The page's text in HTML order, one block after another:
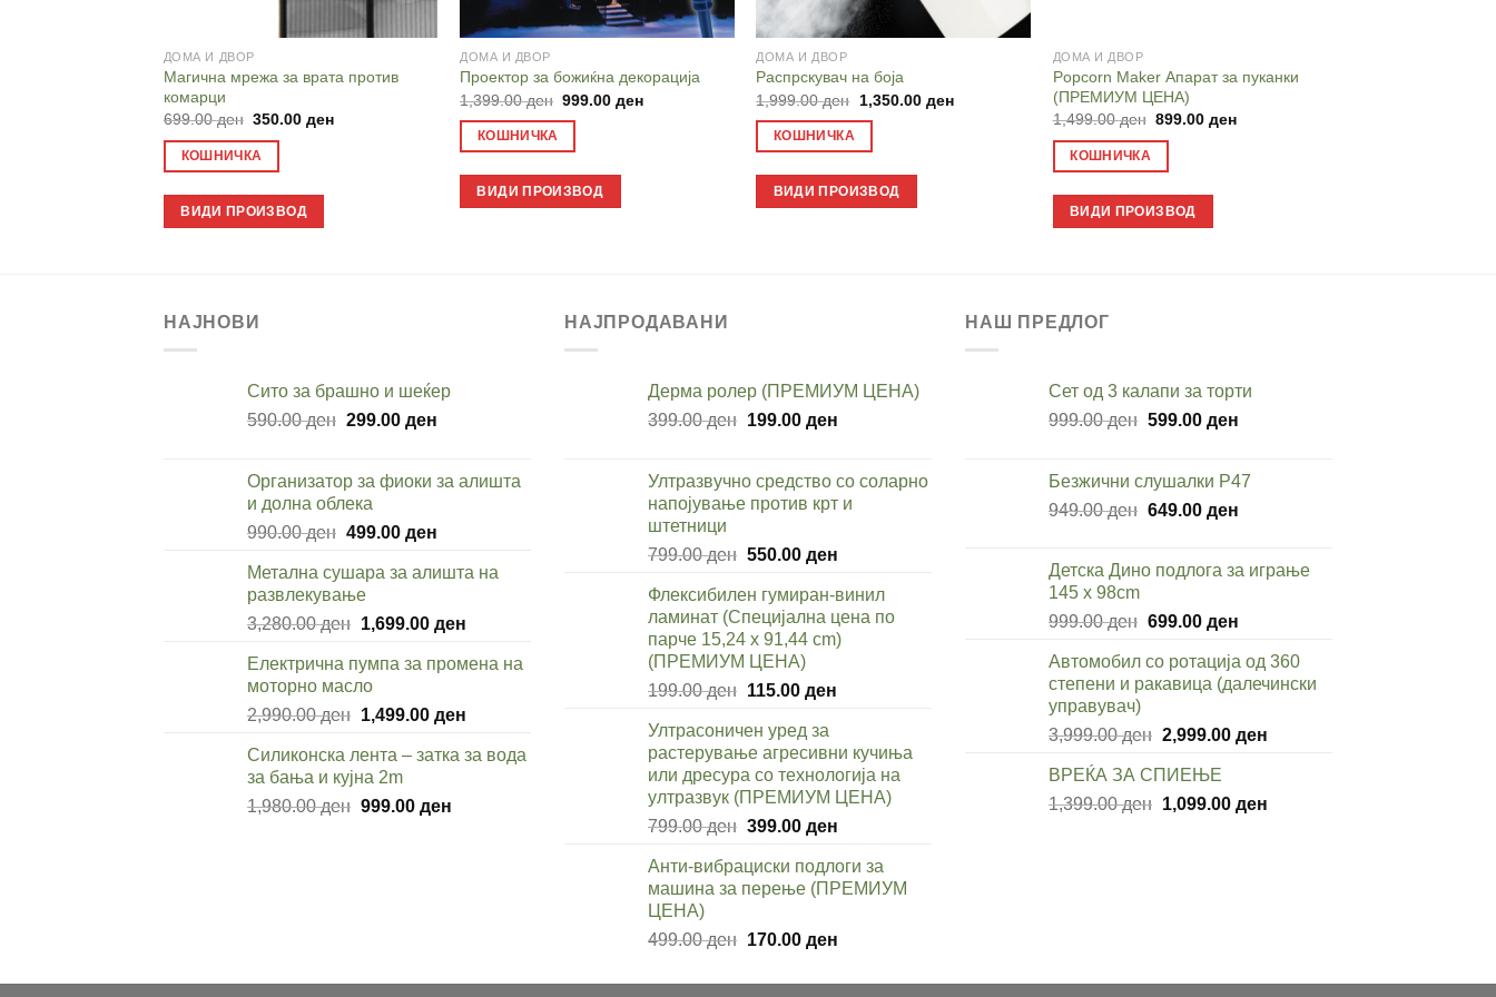
ДОМА И ДВОР
Магична мрежа за врата против
комарци
699.00ден Original
was:
699.00 ден.
350.00денCurrent
КОШНИЧКА
ВИДИ ПРОИЗВОД
ДОМА И ДВОР
Проектор за божиќна декорација
1,399.00ден Original
999.00денCurrent
КОШНИЧКА
ВИДИ ПРОИЗВОД
ДОМА И ДВОР
Распрскувач на боја
1,999.00ден
Original
1,350.00 денCurrent
КОШНИЧКА
ВИДИ ПРОИЗВОД
ДОМА И ДВОР
Popcorn Maker Апарат за пуканки
(ПРЕМИУМ ЦЕНА)
1,499.00ден Original
899.00 денCurrent
КОШНИЧКА
ВИДИ ПРОИЗВОД
НАЈНОВИ
Cито за брашно и шеќер
590.00ден Original
590.00 ден.
299.00 денCurrent
299.00 ден.
Организатор за фиоки за алишта
и долна облека
990.00ден Original
was:
990.00 ден.
499.00 денCurrent
is:
Метална сушара за алишта на
развлекување
3,280.00ден Original
was:
3,280.00 ден.
1,699.00 денCurrent
is:
Електрична пумпа за промена на
моторно масло
2,990.00ден Original
was:
2,990.00 ден.
1,499.00 денCurrent
is:
Силиконска лента – затка за вода
за бања и кујна 2m
1,980.00ден Original
999.00 денCurrent
НАЈПРОДАВАНИ
Дерма ролер (ПРЕМИУМ ЦЕНА)
399.00ден Original
399.00 ден.
199.00 денCurrent
199.00 ден.
Ултразвучно средство со соларно
напојување против крт и
штетници
799.00ден Original
was:
799.00 ден.
550.00 денCurrent
is:
550.00 ден.
Флексибилен гумиран-винил
ламинат (Специјална цена по
парче 15,24 x 91,44 cm)
(ПРЕМИУМ ЦЕНА)
199.00ден Original
was:
199.00 ден.
115.00 денCurrent
115.00 ден.
Ултрасоничен уред за
растерување агресивни кучиња
или дресура со технологија на
ултразвук (ПРЕМИУМ ЦЕНА)
799.00ден Original
was:
799.00 ден.
399.00 денCurrent
is:
399.00 ден.
Анти-вибрациски подлоги за
машина за перење (ПРЕМИУМ
ЦЕНА)
499.00ден Original
was:
170.00 денCurrent
is:
НАШ ПРЕДЛОГ
Сет од 3 калапи за торти
999.00ден Original
999.00 ден.
599.00 денCurrent
599.00 ден.
Безжични слушалки P47
949.00ден Original
949.00 ден.
649.00 денCurrent
649.00 ден.
Детска Дино подлога за играње
145 x 98cm
999.00ден Original
was:
999.00 ден.
699.00 денCurrent
is:
699.00 ден.
Автомобил со ротација од 360
степени и ракавица (далечински
управувач)
3,999.00ден Original
was:
3,999.00 ден.
2,999.00 денCurrent
2,999.00 ден.
ВРЕЌА ЗА СПИЕЊЕ
1,399.00ден Original
1,099.00 денCurrent